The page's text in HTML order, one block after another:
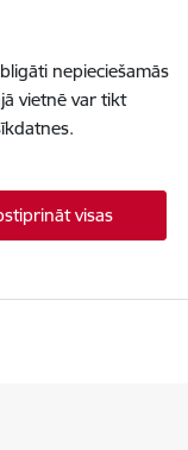
nepieciešamās
vietnē var tikt
visas